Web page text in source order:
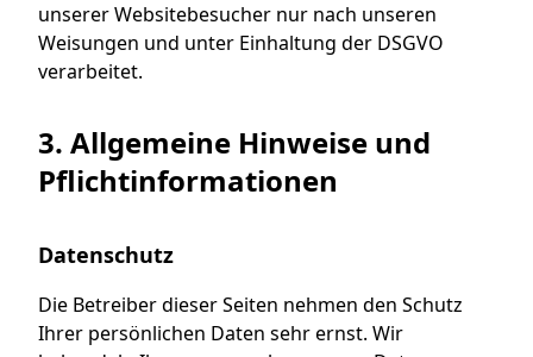
unserer Websitebesucher nur nach unseren
Weisungen und unter Einhaltung der DSGVO
verarbeitet.
3. Allgemeine Hinweise und
Pflicht­informationen
Datenschutz
Die Betreiber dieser Seiten nehmen den Schutz
Ihrer persönlichen Daten sehr ernst. Wir